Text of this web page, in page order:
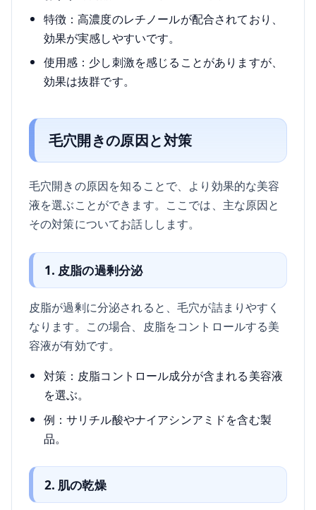
特徴：高濃度のレチノールが配合されており、
効果が実感しやすいです。
使用感：少し刺激を感じることがありますが、
効果は抜群です。
毛穴開きの原因と対策
毛穴開きの原因を知ることで、より効果的な美容
液を選ぶことができます。ここでは、主な原因と
その対策についてお話しします。
1. 皮脂の過剰分泌
皮脂が過剰に分泌されると、毛穴が詰まりやすく
なります。この場合、皮脂をコントロールする美
容液が有効です。
対策：皮脂コントロール成分が含まれる美容液
を選ぶ。
例：サリチル酸やナイアシンアミドを含む製
品。
2. 肌の乾燥